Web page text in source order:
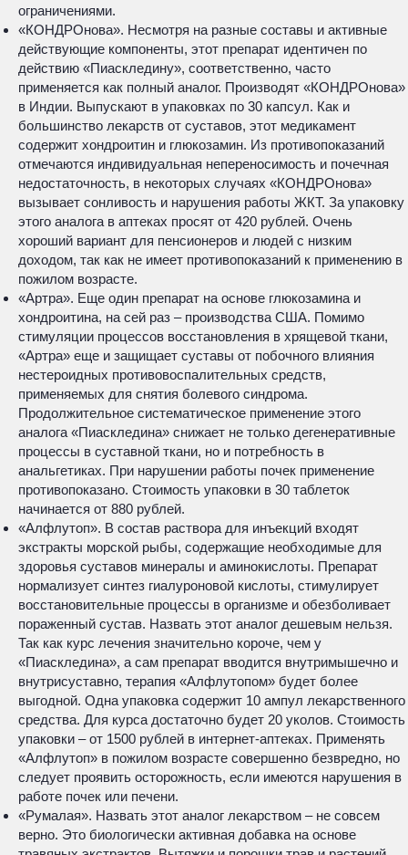
ограничениями.
«КОНДРОнова». Несмотря на разные составы и активные
действующие компоненты, этот препарат идентичен по
действию «Пиаскледину», соответственно, часто
применяется как полный аналог. Производят «КОНДРОнова»
в Индии. Выпускают в упаковках по 30 капсул. Как и
большинство лекарств от суставов, этот медикамент
содержит хондроитин и глюкозамин. Из противопоказаний
отмечаются индивидуальная непереносимость и почечная
недостаточность, в некоторых случаях «КОНДРОнова»
вызывает сонливость и нарушения работы ЖКТ. За упаковку
этого аналога в аптеках просят от 420 рублей. Очень
хороший вариант для пенсионеров и людей с низким
доходом, так как не имеет противопоказаний к применению в
пожилом возрасте.
«Артра». Еще один препарат на основе глюкозамина и
хондроитина, на сей раз – производства США. Помимо
стимуляции процессов восстановления в хрящевой ткани,
«Артра» еще и защищает суставы от побочного влияния
нестероидных противовоспалительных средств,
применяемых для снятия болевого синдрома.
Продолжительное систематическое применение этого
аналога «Пиаскледина» снижает не только дегенеративные
процессы в суставной ткани, но и потребность в
анальгетиках. При нарушении работы почек применение
противопоказано. Стоимость упаковки в 30 таблеток
начинается от 880 рублей.
«Алфлутоп». В состав раствора для инъекций входят
экстракты морской рыбы, содержащие необходимые для
здоровья суставов минералы и аминокислоты. Препарат
нормализует синтез гиалуроновой кислоты, стимулирует
восстановительные процессы в организме и обезболивает
пораженный сустав. Назвать этот аналог дешевым нельзя.
Так как курс лечения значительно короче, чем у
«Пиаскледина», а сам препарат вводится внутримышечно и
внутрисуставно, терапия «Алфлутопом» будет более
выгодной. Одна упаковка содержит 10 ампул лекарственного
средства. Для курса достаточно будет 20 уколов. Стоимость
упаковки – от 1500 рублей в интернет-аптеках. Применять
«Алфлутоп» в пожилом возрасте совершенно безвредно, но
следует проявить осторожность, если имеются нарушения в
работе почек или печени.
«Румалая». Назвать этот аналог лекарством – не совсем
верно. Это биологически активная добавка на основе